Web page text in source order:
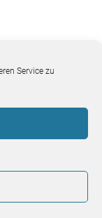
Service zu